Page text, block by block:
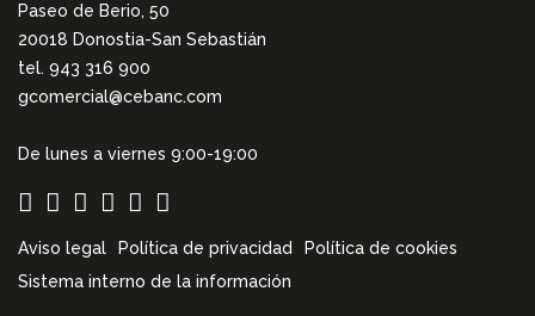
Paseo de Berio, 50
20018 Donostia-San Sebastián
tel. 943 316 900
gcomercial@cebanc.com
De lunes a viernes 9:00-19:00
Aviso legal Política de privacidad
Política de cookies
Sistema interno de la información